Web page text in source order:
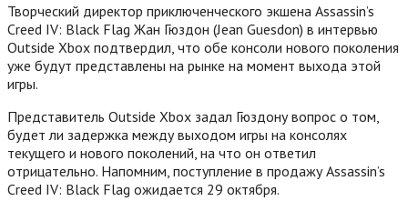
Творческий директор приключенческого экшена Assassin’s
Creed IV: Black Flag Жан Гюздон (Jean Guesdon) в интервью
Outside Xbox подтвердил, что обе консоли нового поколения
уже будут представлены на рынке на момент выхода этой
игры.
Представитель Outside Xbox задал Гюздону вопрос о том,
будет ли задержка между выходом игры на консолях
текущего и нового поколений, на что он ответил
отрицательно. Напомним, поступление в продажу Assassin’s
Creed IV: Black Flag ожидается 29 октября.